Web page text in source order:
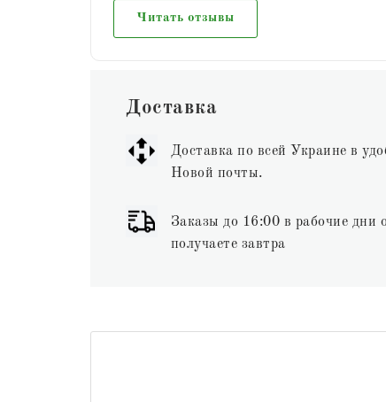
Читать отзывы
Доставка
Доставка по всей Украине в
Новой почты.
Заказы до 16:00 в рабочие дни
получаете завтра